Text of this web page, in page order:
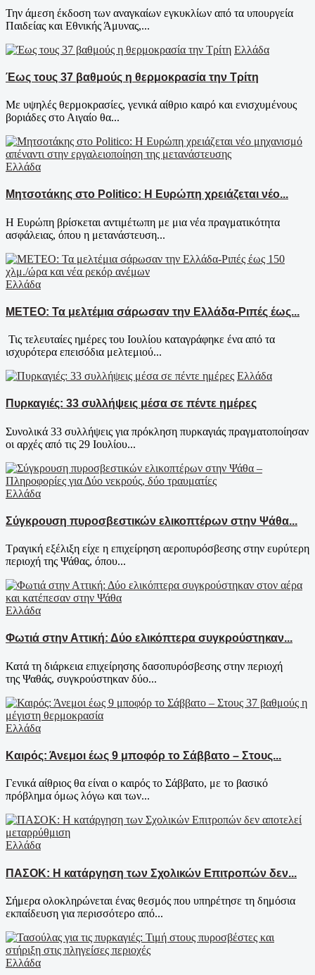
Την άμεση έκδοση των αναγκαίων εγκυκλίων από τα υπουργεία
Παιδείας και Εθνικής Άμυνας,...
Ελλάδα
Έως τους 37 βαθμούς η θερμοκρασία την Τρίτη
Με υψηλές θερμοκρασίες, γενικά αίθριο καιρό και ενισχυμένους
βοριάδες στο Αιγαίο θα...
Ελλάδα
Μητσοτάκης στο Politico: Η Ευρώπη χρειάζεται νέο...
Η Ευρώπη βρίσκεται αντιμέτωπη με μια νέα πραγματικότητα
ασφάλειας, όπου η μετανάστευση...
Ελλάδα
ΜΕΤΕΟ: Τα μελτέμια σάρωσαν την Ελλάδα-Ριπές έως...
Τις τελευταίες ημέρες του Ιουλίου καταγράφηκε ένα από τα
ισχυρότερα επεισόδια μελτεμιού...
Ελλάδα
Πυρκαγιές: 33 συλλήψεις μέσα σε πέντε ημέρες
Συνολικά 33 συλλήψεις για πρόκληση πυρκαγιάς πραγματοποίησαν
οι αρχές από τις 29 Ιουλίου...
Ελλάδα
Σύγκρουση πυροσβεστικών ελικοπτέρων στην Ψάθα...
Τραγική εξέλιξη είχε η επιχείρηση αεροπυρόσβεσης στην ευρύτερη
περιοχή της Ψάθας, όπου...
Ελλάδα
Φωτιά στην Αττική: Δύο ελικόπτερα συγκρούστηκαν...
Κατά τη διάρκεια επιχείρησης δασοπυρόσβεσης στην περιοχή
της Ψαθάς, συγκρούστηκαν δύο...
Ελλάδα
Καιρός: Άνεμοι έως 9 μποφόρ το Σάββατο – Στους...
Γενικά αίθριος θα είναι ο καιρός το Σάββατο, με το βασικό
πρόβλημα όμως λόγω και των...
Ελλάδα
ΠΑΣΟΚ: Η κατάργηση των Σχολικών Επιτροπών δεν...
Σήμερα ολοκληρώνεται ένας θεσμός που υπηρέτησε τη δημόσια
εκπαίδευση για περισσότερο από...
Ελλάδα